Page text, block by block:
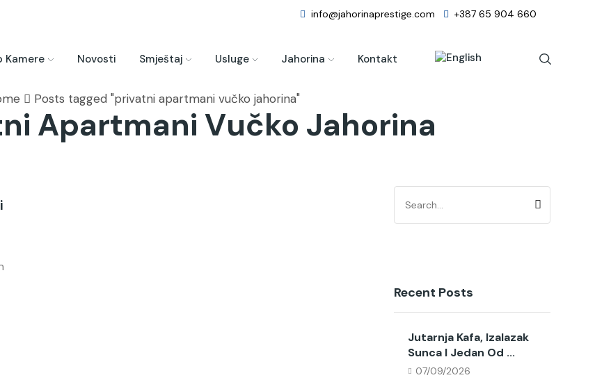
info@jahorinaprestige.com +387 65 904 660
Kamere Novosti Smještaj Usluge Jahorina Kontakt
Posts tagged "privatni apartmani vučko jahorina"
Apartmani Vučko Jahorina
Recent Posts
Jutarnja Kafa, Izalazak
Sunca I Jedan Od ...
07/09/2026